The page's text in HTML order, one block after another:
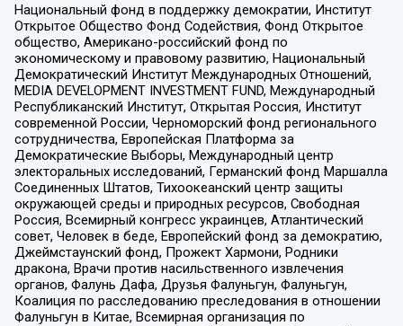
Национальный фонд в поддержку демократии, Институт
Открытое Общество Фонд Содействия, Фонд Открытое
общество, Американо-российский фонд по
экономическому и правовому развитию, Национальный
Демократический Институт Международных Отношений,
MEDIA DEVELOPMENT INVESTMENT FUND, Международный
Республиканский Институт, Открытая Россия, Институт
современной России, Черноморский фонд регионального
сотрудничества, Европейская Платформа за
Демократические Выборы, Международный центр
электоральных исследований, Германский фонд Маршалла
Соединенных Штатов, Тихоокеанский центр защиты
окружающей среды и природных ресурсов, Свободная
Россия, Всемирный конгресс украинцев, Атлантический
совет, Человек в беде, Европейский фонд за демократию,
Джеймстаунский фонд, Прожект Хармони, Родники
дракона, Врачи против насильственного извлечения
органов, Фалунь Дафа, Друзья Фалуньгун, Фалуньгун,
Коалиция по расследованию преследования в отношении
Фалуньгун в Китае, Всемирная организация по